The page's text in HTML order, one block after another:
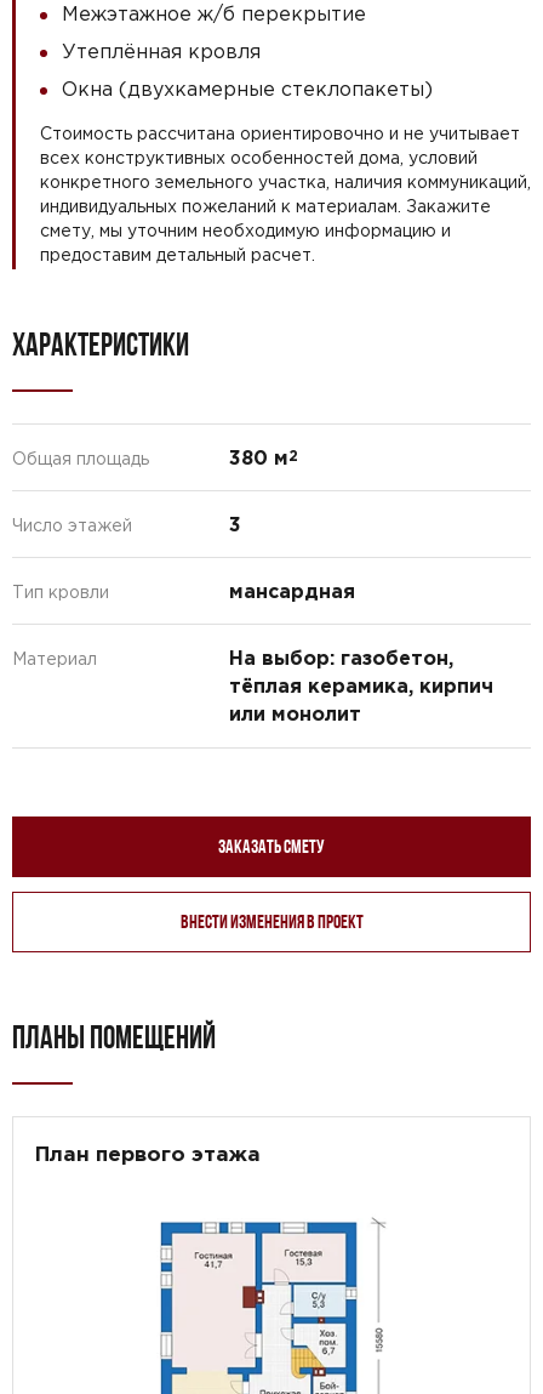
Межэтажное ж/б перекрытие
Утеплённая кровля
Окна (двухкамерные стеклопакеты)
Стоимость рассчитана ориентировочно и не учитывает
всех конструктивных особенностей дома, условий
конкретного земельного участка, наличия коммуникаций,
индивидуальных пожеланий к материалам. Закажите
смету, мы уточним необходимую информацию и
предоставим детальный расчет.
ХАРАКТЕРИСТИКИ
Общая площадь 380 м2
Число этажей 3
Тип кровли мансардная
Материал
На выбор: газобетон,
тёплая керамика, кирпич
или монолит
Заказать смету
Внести изменения в проект
ПЛАНЫ ПОМЕЩЕНИЙ
План первого этажа